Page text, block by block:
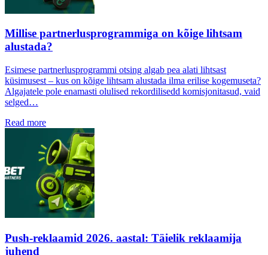
Millise partnerlusprogrammiga on kõige lihtsam
alustada?
Esimese partnerlusprogrammi otsing algab pea alati lihtsast
küsimusest – kus on kõige lihtsam alustada ilma erilise kogemuseta?
Algajatele pole enamasti olulised rekordilisedd komisjonitasud, vaid
selged…
Read more
Push-reklaamid 2026. aastal: Täielik reklaamija
juhend